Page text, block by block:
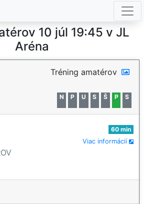
10 júl 19:45 v JL
Aréna
Tréning amatérov
N P U S Š P S
60 min
Viac informácií